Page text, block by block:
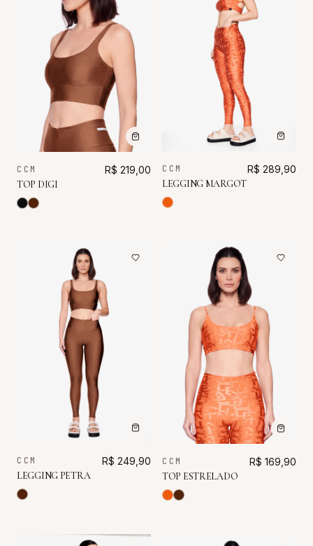
CCM
TOP DIGI
R$ 219,00 CCM
LEGGING MARGOT
R$ 289,90
CCM
LEGGING PETRA
R$ 249,90 CCM
TOP ESTRELADO
R$ 169,90